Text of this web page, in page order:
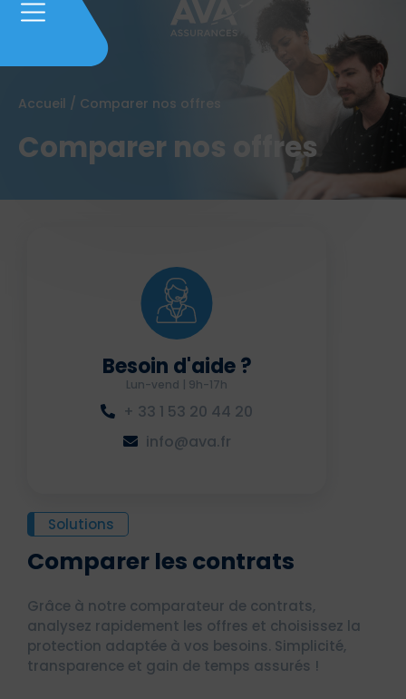
Accueil / Comparer nos offres
Comparer nos offres
Solutions
Comparer les contrats
Grâce à notre comparateur de contrats,
analysez rapidement les offres et choisissez la
protection adaptée à vos besoins. Simplicité,
transparence et gain de temps assurés !
Besoin d'aide ?
Lun-vend | 9h-17h
+ 33 1 53 20 44 20
info@ava.fr